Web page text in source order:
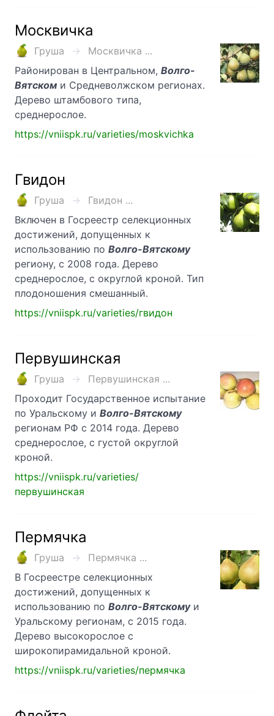
Москвичка
Груша
Москвичка ...
Районирован в Центральном, Волго-
Вятском и Средневолжском регионах.
Дерево штамбового типа,
среднерослое.
https://vniispk.ru/varieties/moskvichka
Гвидон
Груша
Гвидон ...
Включен в Госреестр селекционных
достижений, допущенных к
использованию по Волго-Вятскому
региону, с 2008 года. Дерево
среднерослое, с округлой кроной. Тип
плодоношения смешанный.
https://vniispk.ru/varieties/гвидон
Первушинская
Груша
Первушинская ...
Проходит Государственное испытание
по Уральскому и Волго-Вятскому
регионам РФ с 2014 года. Дерево
среднерослое, с густой округлой
кроной.
https://vniispk.ru/varieties/
первушинская
Пермячка
Груша
Пермячка ...
В Госреестре селекционных
достижений, допущенных к
использованию по Волго-Вятскомуи
Уральскому регионам, с 2015 года.
Дерево высокорослое с
широкопирамидальной кроной.
https://vniispk.ru/varieties/пермячка